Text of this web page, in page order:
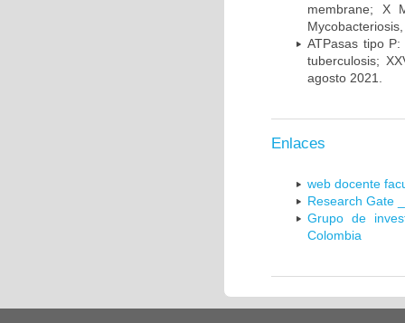
membrane; X
ATPasas tipo
tuberculosis;
agosto 2021.
Enlaces
web docente
Research Gate
Grupo de
Colombia